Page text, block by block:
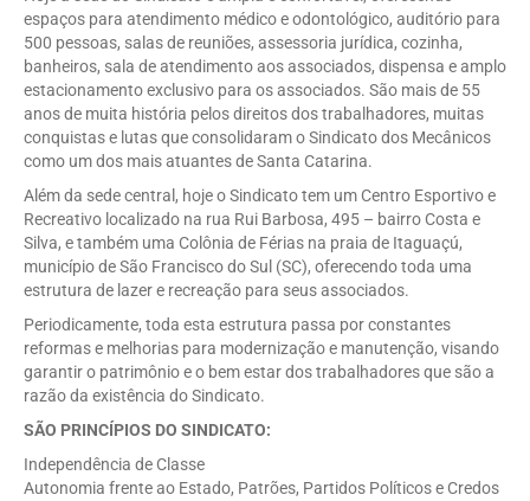
espaços para atendimento médico e odontológico, auditório para
500 pessoas, salas de reuniões, assessoria jurídica, cozinha,
banheiros, sala de atendimento aos associados, dispensa e amplo
estacionamento exclusivo para os associados. São mais de 55
anos de muita história pelos direitos dos trabalhadores, muitas
conquistas e lutas que consolidaram o Sindicato dos Mecânicos
como um dos mais atuantes de Santa Catarina.
Além da sede central, hoje o Sindicato tem um Centro Esportivo e
Recreativo localizado na rua Rui Barbosa, 495 – bairro Costa e
Silva, e também uma Colônia de Férias na praia de Itaguaçú,
município de São Francisco do Sul (SC), oferecendo toda uma
estrutura de lazer e recreação para seus associados.
Periodicamente, toda esta estrutura passa por constantes
reformas e melhorias para modernização e manutenção, visando
garantir o patrimônio e o bem estar dos trabalhadores que são a
razão da existência do Sindicato.
SÃO PRINCÍPIOS DO SINDICATO:
Independência de Classe
Autonomia frente ao Estado, Patrões, Partidos Políticos e Credos